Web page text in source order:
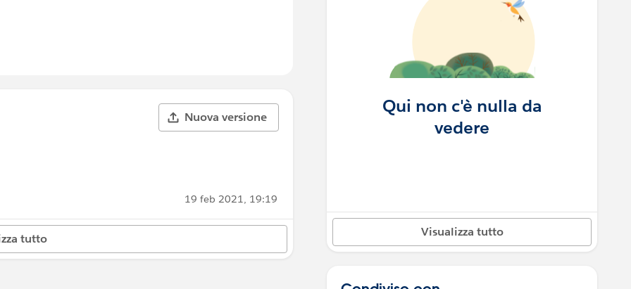
Nuova versione
19 feb 2021, 19:19
tutto
Qui non c'è nulla da
vedere
Visualizza tutto